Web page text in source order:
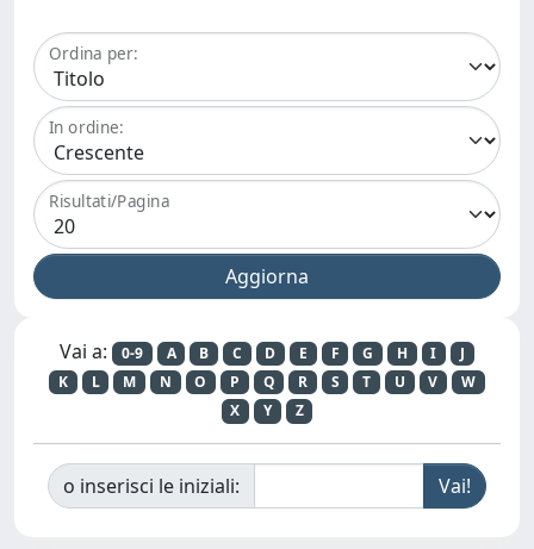
Ordina per:
In ordine:
Risultati/Pagina
Vai a: 0-9 A B C D E F G H I
J
K
L M N O P Q R S T U V
W
X
Y Z
o inserisci le iniziali: